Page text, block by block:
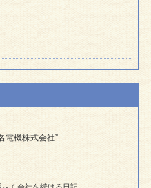
電機株式会社”